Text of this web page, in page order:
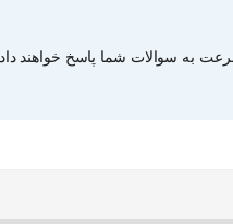
به سوالات شما پاسخ خواهند داد